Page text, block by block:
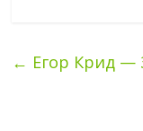
← Егор Крид